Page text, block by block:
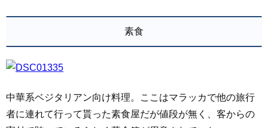
素食
中華系ベジタリアン向け料理。ここはマラッカで他の旅行
者に連れて行って貰った素食屋だが値段が無く、客からの